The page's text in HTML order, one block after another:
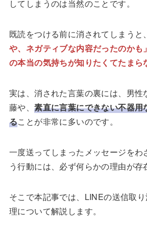
してしまうのは当然のことです。
既読をつける前に消されてしまうと、
や、ネガティブな内容だったのかも
の本当の気持ちが知りたくてたまら
実は、消された言葉の裏には、男性
藤や、素直に言葉にできない不器用
ることが非常に多いのです。
一度送ってしまったメッセージをわ
う行動には、必ず何らかの理由が存
そこで本記事では、LINEの送信取
理について解説します。